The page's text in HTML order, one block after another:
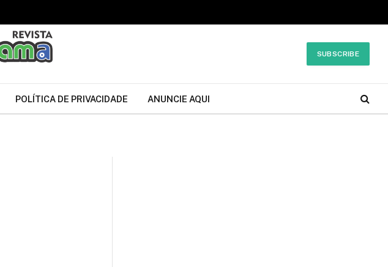
SUBSCRIBE
POLÍTICA DE PRIVACIDADE ANUNCIE AQUI